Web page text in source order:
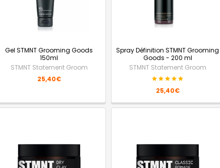
Gel STMNT Grooming Goods
150ml
STMNT Statement Groom
25,40€
Spray Définition STMNT Grooming
Goods - 200 ml
STMNT Statement Groom
25,40€